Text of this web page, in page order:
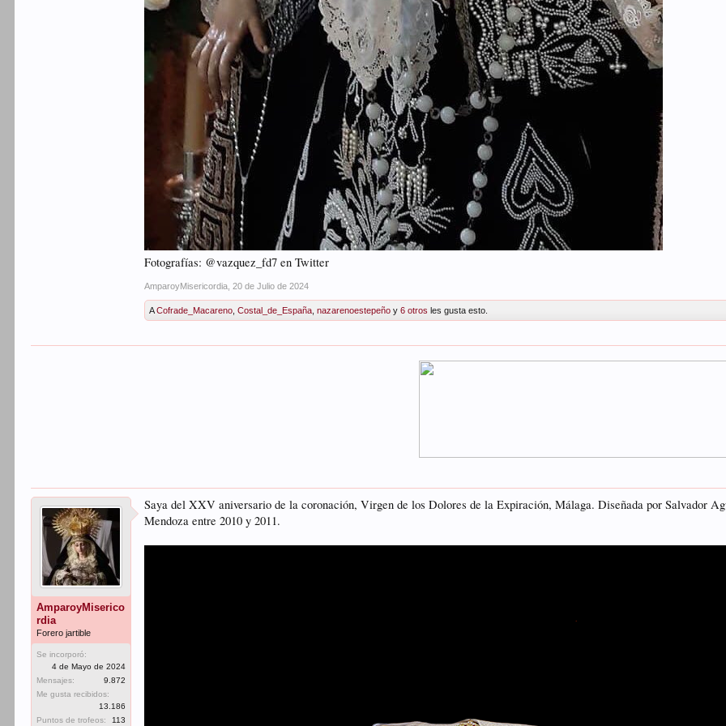
Fotografías: @vazquez_fd7 en Twitter
AmparoyMisericordia 20 de Julio de 2024
ACofrade_Macareno ,Costal_de_España ,nazarenoestepeño y6 otros les gusta esto.
AmparoyMiserico
rdia
Forero jartible
Se incorporó:
4 de Mayo de 2024
Mensajes:
9.872
Me gusta recibidos:
13.186
Puntos de trofeos:
113
Saya del XXV aniversario de la coronación, Virgen de los Dolores de la Expiración, Málaga. Diseñada por Salvador
Mendoza entre 2010 y 2011.